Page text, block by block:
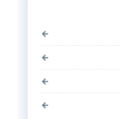
←
←
←
←